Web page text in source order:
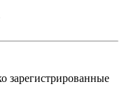
зарегистрированные